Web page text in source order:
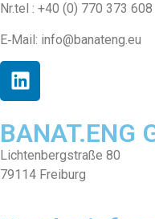
Nr.tel : +40 (0) 770 373 608
E‑Mail: info@banateng.eu
BANAT.ENG
Licht­en­bergstraße 80
79114 Freiburg